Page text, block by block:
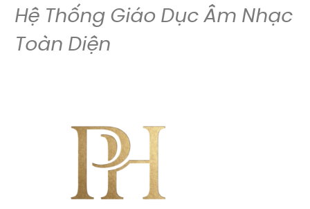
Hệ Thống Giáo Dục Âm Nhạc
Toàn Diện